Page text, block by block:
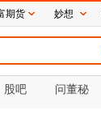
股吧 问董秘
期货 妙想